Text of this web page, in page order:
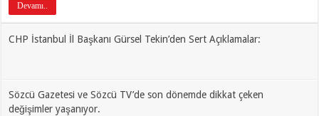
Devamı..
CHP İstanbul İl Başkanı Gürsel Tekin’den Sert Açıklamalar:
Sözcü Gazetesi ve Sözcü TV’de son dönemde dikkat çeken
değişimler yaşanıyor.